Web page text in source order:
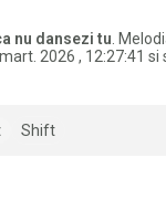
nu dansezi tu .
2026 , 12:27:41
Shift